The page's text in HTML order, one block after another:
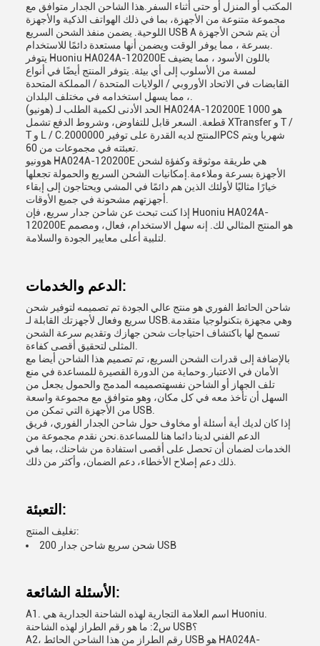
المكتب أو المنزل أو حتى أثناء السفر.هذا الشاحن الجدار متوافق مع
مجموعة متنوعة من الأجهزة، بما في ذلك الهواتف الذكية والأجهزة
اللوحية. يضمن منفذ الشحن السريع USB A أن يتم شحن الأجهزة
يتوفر Huoniu HA024A-120200E باللون الأسود ، مما يضيف
لمسة من الأسلوب إلى أي بيئة. يتوفر المنتج أيضًا في أنواع
القابضات في الاتحاد الأوروبي / الولايات المتحدة / المملكة المتحدة
الحد الأدنى لكمية الطلب لـ (هونيو) HA024A-120200E هو 1000
قطعة. السعر قابل للتفاوض، وشروط الدفع تشمل XTransfer و T /
T و L / C.المنتج لديه القدرة على توفير 2000000PCS شهريا ويتم
هوونيو HA024A-120200E هي طريقة موثوقة وكفؤة لشحن
الأجهزة بسرعة وملاءمة.إمكانيات الشحن السريع والحمولة تجعلها
خيارًا مثاليًا لأولئك الذين هم دائمًا في المشي ويحتاجون إلى إبقاء
إذا كنت تبحث عن شاحن جدار سريع، فإن Huoniu HA024A-
120200E هو المنتج المثالي لك. إنه سهل الاستخدام، فعال، ومصمم
الدعم والخدمات:
شاحن الحائط الفوري هو منتج عالي الجودة تم تصميمه لتوفير شحن
سريع وفعال لأجهزتك القابلة لـ USB.وهي مجهزة بتكنولوجيا متقدمة
تسمح لها باكتشاف احتياجات شحن جهازك وتقديم سرعة الشحن
بالإضافة إلى قدرات الشحن السريع، تم تصميم هذا الشاحن أيضا مع
الأمان في الاعتبار.وحماية من الدورة القصيرة للمساعدة في منع
تلف الجهاز أو الشاحن نفسهتصميمه المدمج والحمول يجعل من
السهل أن تأخذ معه في كل مكان، وهو متوافق مع مجموعة واسعة
من الأجهزة التي تمكن من USB.
إذا كان لديك أية أسئلة أو مخاوف حول شاحن الجدار الفوري، فريق
الدعم الفني لدينا دائما هنا للمساعدة.نحن نقدم مجموعة من
الخدمات لضمان أن تحصل على أقصى استفادة من شاحنك، بما في
التعبئة:
تغليف المنتج:
200 شحن سريع شاحن جدار USB
الأسئلة الشائعة:
A1. اسم العلامة التجارية لهذه الشاحنة الجدارية هي Huoniu.
س2: ما هو رقم الطراز لهذه الشاحنة USB؟
A2، رقم الطراز من هذا الشاحن الحائط USB هو HA024A-